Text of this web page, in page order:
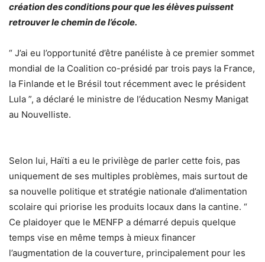
création des conditions pour que les élèves puissent
retrouver le chemin de l’école.
“ J’ai eu l’opportunité d’être panéliste à ce premier sommet
mondial de la Coalition co-présidé par trois pays la France,
la Finlande et le Brésil tout récemment avec le président
Lula ”, a déclaré le ministre de l’éducation Nesmy Manigat
au Nouvelliste.
Selon lui, Haïti a eu le privilège de parler cette fois, pas
uniquement de ses multiples problèmes, mais surtout de
sa nouvelle politique et stratégie nationale d’alimentation
scolaire qui priorise les produits locaux dans la cantine. “
Ce plaidoyer que le MENFP a démarré depuis quelque
temps vise en même temps à mieux financer
l’augmentation de la couverture, principalement pour les